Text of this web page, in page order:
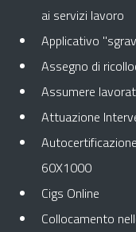
ai servizi lavoro
Applicativo
Assegno di
Assumere
Attuazione
60X1000
Cigs Online
Collocamento